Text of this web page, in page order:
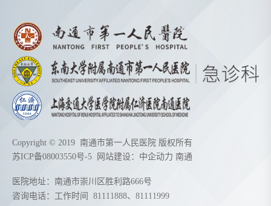
Copyright © 2019 南通市第一人民医院 版权所有
苏ICP备08003550号-5 网站建设： 中企动力 南通
医院地址：南通市崇川区胜利路666号
咨询电话：工作时间 81111888、 81111999